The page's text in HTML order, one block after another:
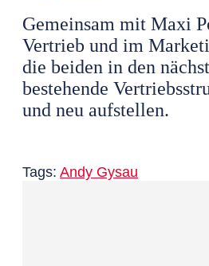
Gemeinsam mit Maxi
Vertrieb und im
die beiden in den
bestehende
und neu aufstellen.
Tags: Andy Gysau